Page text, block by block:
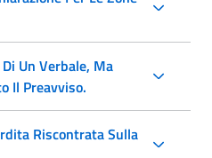
Un Verbale, Ma
Il Preavviso.
Riscontrata Sulla